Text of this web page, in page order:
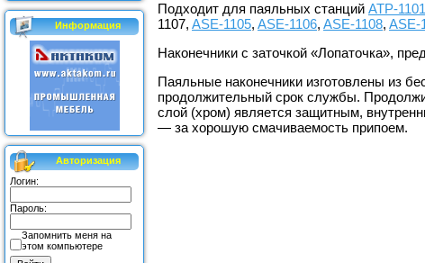
Информация
Авторизация
Логин:
Пароль:
Запомнить меня на
этом компьютере
Подходит для паяльных станций АТР-1101
1107, ASE-1105, ASE-1106, ASE-1108, ASE-
Наконечники с заточкой «Лопаточка»,
Паяльные наконечники изготовлены из
продолжительный срок службы.
слой (хром) является защитным,
— за хорошую смачиваемость припоем.